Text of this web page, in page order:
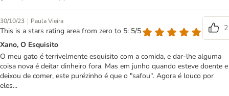
30/10/23 | Paula Vieira
This is a stars rating area from zero to 5: 5/5
2
Xano, O Esquisito
O meu gato é terrivelmente esquisito com a comida, e dar-lhe alguma
coisa nova é deitar dinheiro fora. Mas em junho quando esteve doente e
deixou de comer, este purézinho é que o "safou". Agora é louco por
eles...